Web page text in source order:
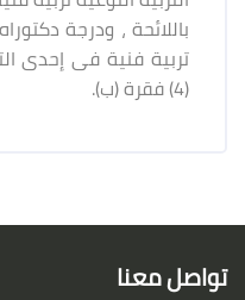
باللائحة ، ودرجة
تربية فنية فى إحدى
(4) فقرة (ب).
الكتل
تواصل معنا